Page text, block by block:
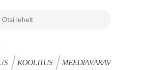
KOOLITUS MEEDIAVÄRAV